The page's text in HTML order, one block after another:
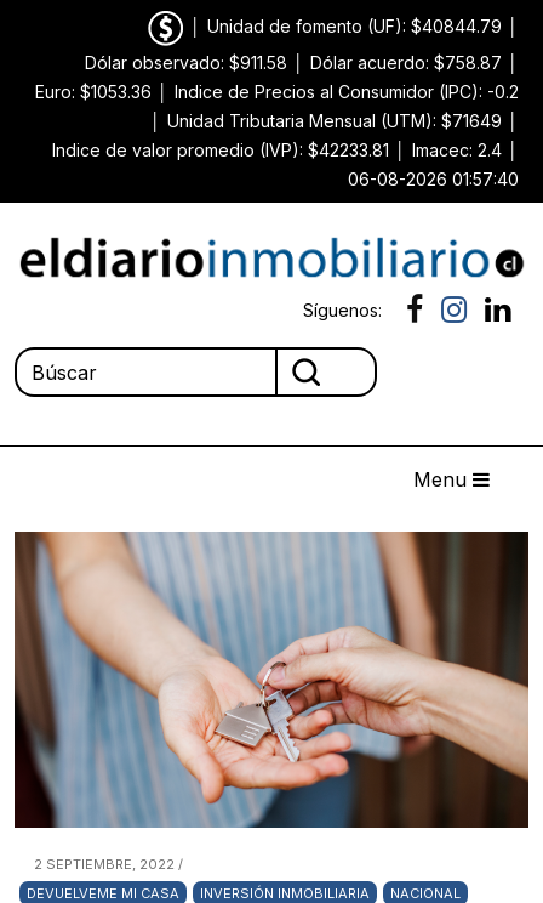
Unidad de fomento (UF): $40844.79
Dólar observado: $911.58
Dólar acuerdo: $758.87
Euro: $1053.36
Indice de Precios al Consumidor (IPC): -0.2
Unidad Tributaria Mensual (UTM): $71649
Indice de valor promedio (IVP): $42233.81
Imacec: 2.4
06-08-2026 01:57:40
Síguenos:
Menu
2 SEPTIEMBRE, 2022 /
DEVUELVEME MI CASA
INVERSIÓN INMOBILIARIA
NACIONAL